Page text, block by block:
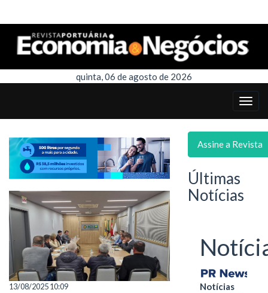
quinta, 06 de agosto de 2026
13/08/2025 10:09
Assine a Revista
Últimas
Notícias
Notícias